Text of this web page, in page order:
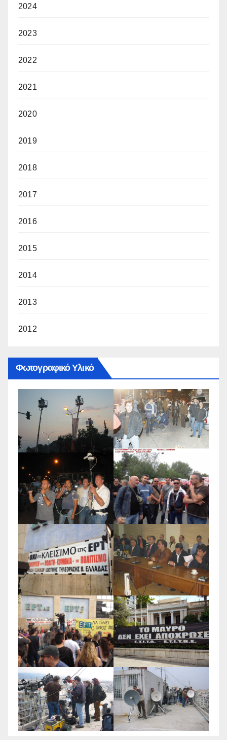
2024
2023
2022
2021
2020
2019
2018
2017
2016
2015
2014
2013
2012
Φωτογραφικό Υλικό